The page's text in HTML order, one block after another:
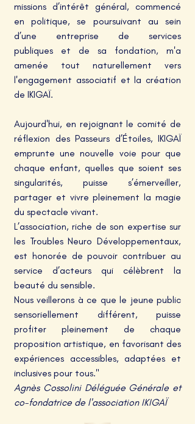
missions d’intérêt général, commencé
en politique, se poursuivant au sein
d’une entreprise de services
publiques et de sa fondation, m'a
amenée tout naturellement vers
l'engagement associatif et la création
de IKIGAÏ.
Aujourd'hui, en rejoignant le comité de
réflexion des Passeurs d’Étoiles, IKIGAÏ
emprunte une nouvelle voie pour que
chaque enfant, quelles que soient ses
singularités, puisse s’émerveiller,
partager et vivre pleinement la magie
du spectacle vivant.
L’association, riche de son expertise sur
les Troubles Neuro Développementaux,
est honorée de pouvoir contribuer au
service d’acteurs qui célèbrent la
beauté du sensible.
Nous veillerons à ce que le jeune public
sensoriellement différent, puisse
profiter pleinement de chaque
proposition artistique, en favorisant des
expériences accessibles, adaptées et
inclusives pour tous."
Agnès Cossolini Déléguée Générale et
co-fondatrice de l'association IKIGAÏ